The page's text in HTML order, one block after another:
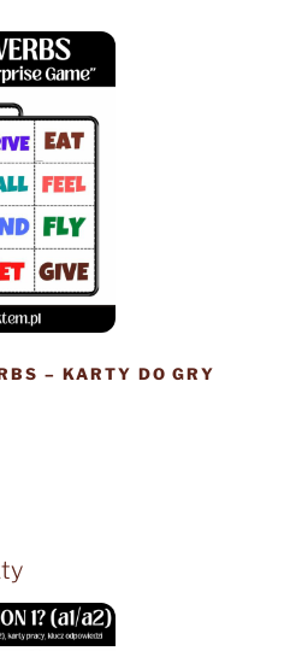
– KARTY DO GRY